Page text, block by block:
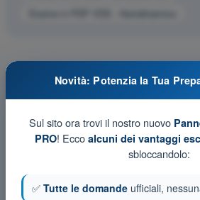
Novità: Potenzia la Tua
Sul sito ora trovi il nostro nuovo
PRO! Ecco alcuni dei vantaggi
sbloccandolo:
✅ Tutte le domande ufficiali,